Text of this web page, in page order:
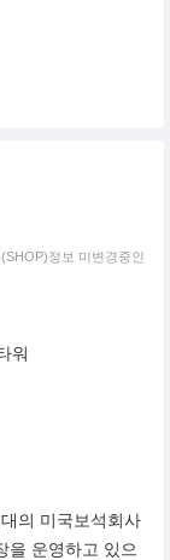
정보 미변경중인
워
의 미국보석회사
을 운영하고 있으